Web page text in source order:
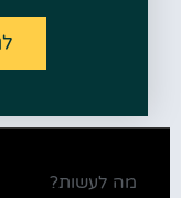
מה לעשות?